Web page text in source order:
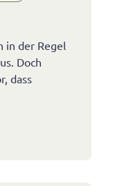
in der Regel
Doch
dass